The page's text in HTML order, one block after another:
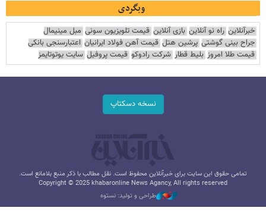
وبگردی
خبرآنلاین راه نو آنلاین بازی آنلاین قیمت تلویزیون سونی مبل مینیمال
جراح بینی گوشتی پرشین هتل قیمت آهن فولاد ایرانیان اعتبارسنجی بانکی
قیمت طلا امروز بلیط قطار شرکت رادوکو قیمت پروفیل سایت یوتوتایمز
نسخه دسکتاپ
تمامی حقوق این سایت برای خبرآنلاین محفوظ است. نقل مطالب با ذکر منبع بلامانع است.
Copyright © 2025 khabaronline News Agancy, All rights reserved
طراحی و تولید: نستوه